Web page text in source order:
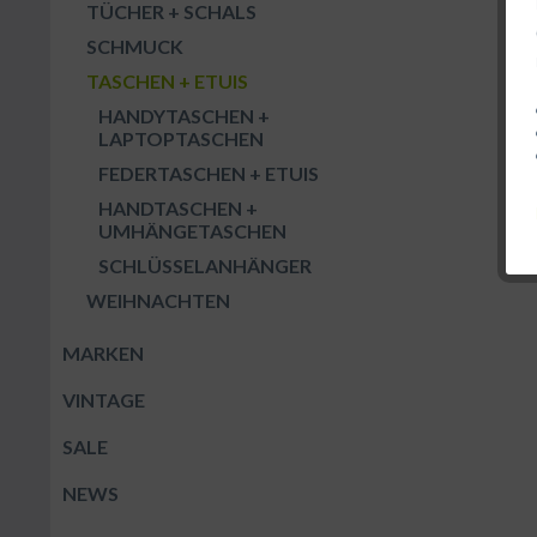
TÜCHER + SCHALS
SCHMUCK
TASCHEN + ETUIS
HANDYTASCHEN +
LAPTOPTASCHEN
FEDERTASCHEN + ETUIS
HANDTASCHEN +
UMHÄNGETASCHEN
SCHLÜSSELANHÄNGER
WEIHNACHTEN
MARKEN
VINTAGE
SALE
NEWS